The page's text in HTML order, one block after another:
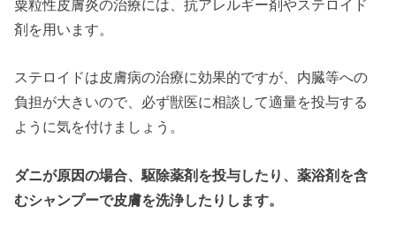
粟粒性皮膚炎の治療には、抗アレルギー剤やステロイド
剤を用います。
ステロイドは皮膚病の治療に効果的ですが、内臓等への
負担が大きいので、必ず獣医に相談して適量を投与する
ように気を付けましょう。
ダニが原因の場合、駆除薬剤を投与したり、薬浴剤を含
むシャンプーで皮膚を洗浄したりします。